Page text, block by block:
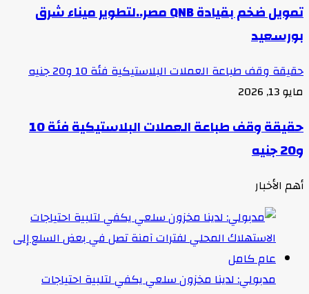
تمويل ضخم بقيادة QNB مصر..لتطوير ميناء شرق
بورسعيد
حقيقة وقف طباعة العملات البلاستيكية فئة 10 و20 جنيه
مايو 13, 2026
حقيقة وقف طباعة العملات البلاستيكية فئة 10
و20 جنيه
أهم الأخبار
مدبولي: لدينا مخزون سلعي يكفي لتلبية احتياجات